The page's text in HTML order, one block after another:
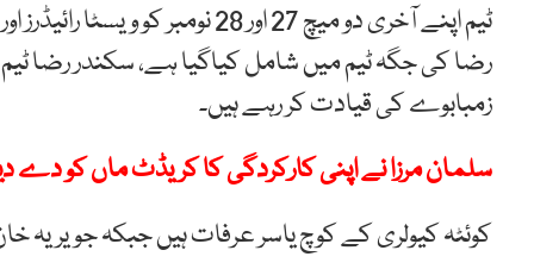
ٹیم اپنے آخری دو میچ 27 اور
رضا کی جگہ ٹیم میں شامل کیاگیا ہے، سکندر رضا
زمبابوے کی قیادت کر رہے ہیں۔
سلمان مرزا نے اپنی کارکردگی کا کریڈٹ ماں کو دے
کوئٹہ کیولری کے کوچ یاسر عرفات ہیں جبکہ جویریہ